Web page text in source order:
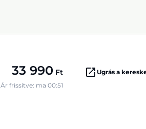
33 990 Ft
Ár frissítve: ma 00:51
Ugrás a